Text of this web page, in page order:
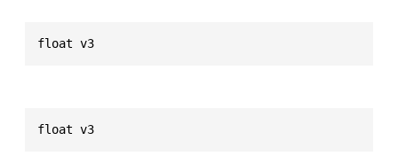
float v3
float v3